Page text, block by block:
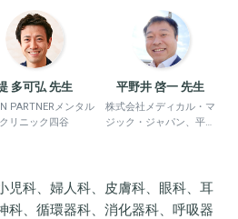
多可弘 先生
PARTNERメンタル
クリニック四谷
平野井 啓一 先生
株式会社メディカル・マ
ジック・ジャパン、平野
児科、婦人科、皮膚科、眼科、耳
科、循環器科、消化器科、呼吸器